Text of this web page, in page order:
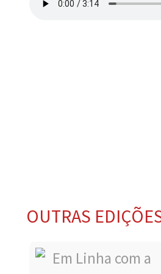
OUTRAS